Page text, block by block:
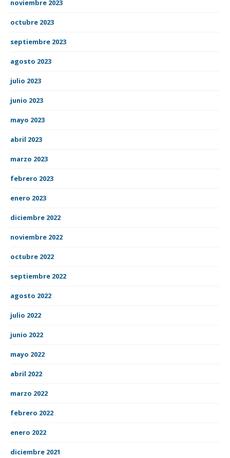
noviembre 2023
octubre 2023
septiembre 2023
agosto 2023
julio 2023
junio 2023
mayo 2023
abril 2023
marzo 2023
febrero 2023
enero 2023
diciembre 2022
noviembre 2022
octubre 2022
septiembre 2022
agosto 2022
julio 2022
junio 2022
mayo 2022
abril 2022
marzo 2022
febrero 2022
enero 2022
diciembre 2021